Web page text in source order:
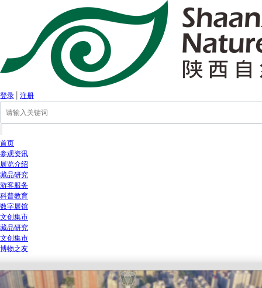
登录 注册
首页
参观资讯
展览介绍
藏品研究
游客服务
科普教育
数字展馆
文创集市
藏品研究
文创集市
博物之友